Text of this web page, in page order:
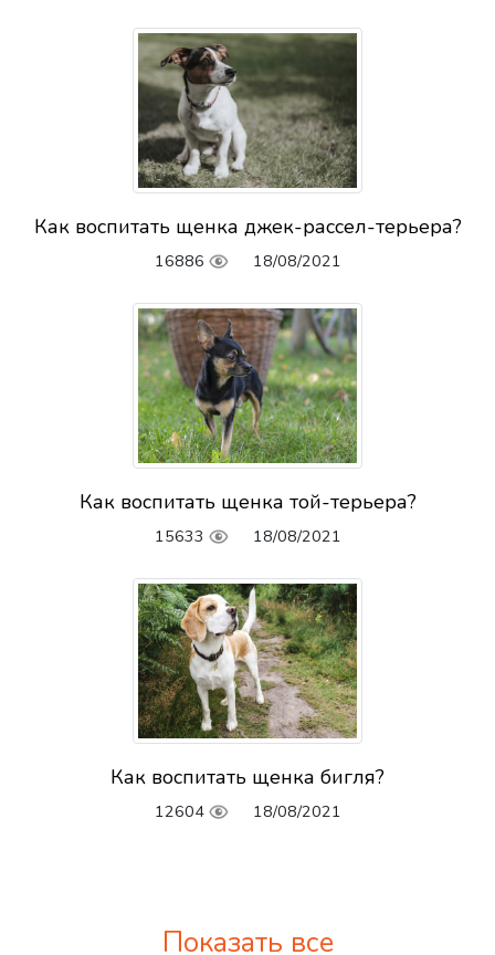
Как воспитать щенка джек-рассел-терьера?
16886 18/08/2021
Как воспитать щенка той-терьера?
15633 18/08/2021
Как воспитать щенка бигля?
12604 18/08/2021
Показать все